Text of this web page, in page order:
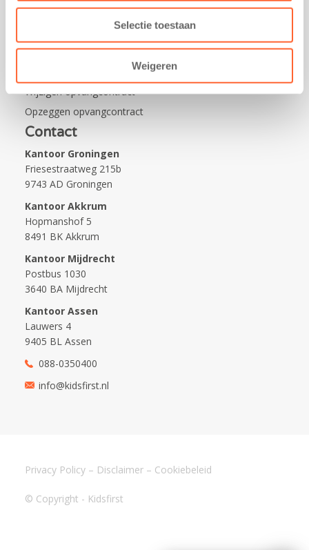
Selectie toestaan
Weigeren
Werken bij Kids First
Wijzigen opvangcontract
Opzeggen opvangcontract
Contact
Kantoor Groningen
Friesestraatweg 215b
9743 AD Groningen
Kantoor Akkrum
Hopmanshof 5
8491 BK Akkrum
Kantoor Mijdrecht
Postbus 1030
3640 BA Mijdrecht
Kantoor Assen
Lauwers 4
9405 BL Assen
088-0350400
info@kidsfirst.nl
© Copyright - Kidsfirst
Privacy Policy – Disclaimer – Cookiebeleid